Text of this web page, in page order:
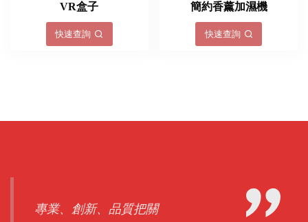
VR盒子
快速查詢
簡約香薰加濕機
快速查詢
專業、創新、品質把關